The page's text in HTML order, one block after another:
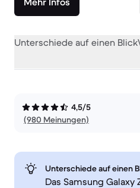
Unterschiede auf einen Blick
4,5/5
(980 Meinungen)
Unterschiede auf einen
Das Samsung Galaxy